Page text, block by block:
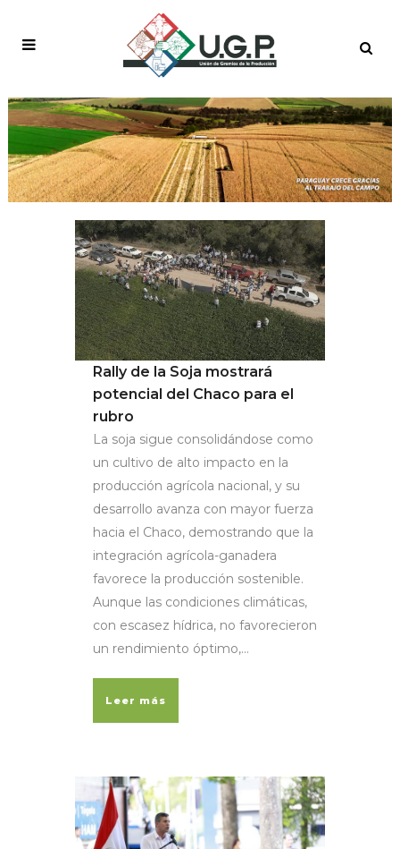
EVENTO TAG
Rally de la Soja mostrará
potencial del Chaco para el
rubro
La soja sigue consolidándose como
un cultivo de alto impacto en la
producción agrícola nacional, y su
desarrollo avanza con mayor fuerza
hacia el Chaco, demostrando que la
integración agrícola-ganadera
favorece la producción sostenible.
Aunque las condiciones climáticas,
con escasez hídrica, no favorecieron
un rendimiento óptimo,...
Leer más